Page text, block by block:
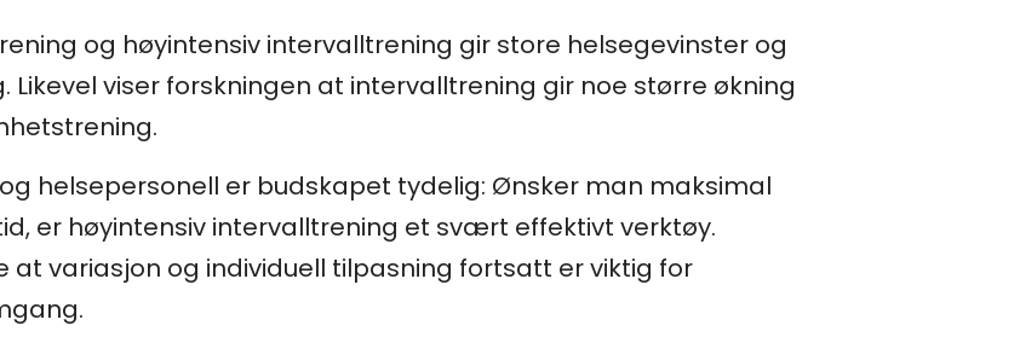
og høyintensiv intervalltrening gir store helsegevinster og
viser forskningen at intervalltrening gir noe større økning
helsepersonell er budskapet tydelig: Ønsker man maksimal
er høyintensiv intervalltrening et svært effektivt verktøy.
at variasjon og individuell tilpasning fortsatt er viktig for